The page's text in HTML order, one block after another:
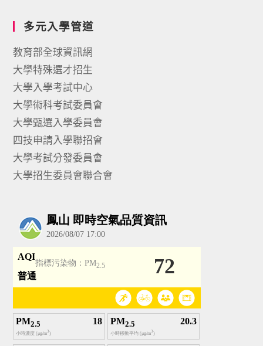
多元入學管道
教育部全球資訊網
大學特殊選才招生
大學入學考試中心
大學術科考試委員會
大學甄選入學委員會
四技申請入學聯招會
大學考試分發委員會
大學招生委員會聯合會